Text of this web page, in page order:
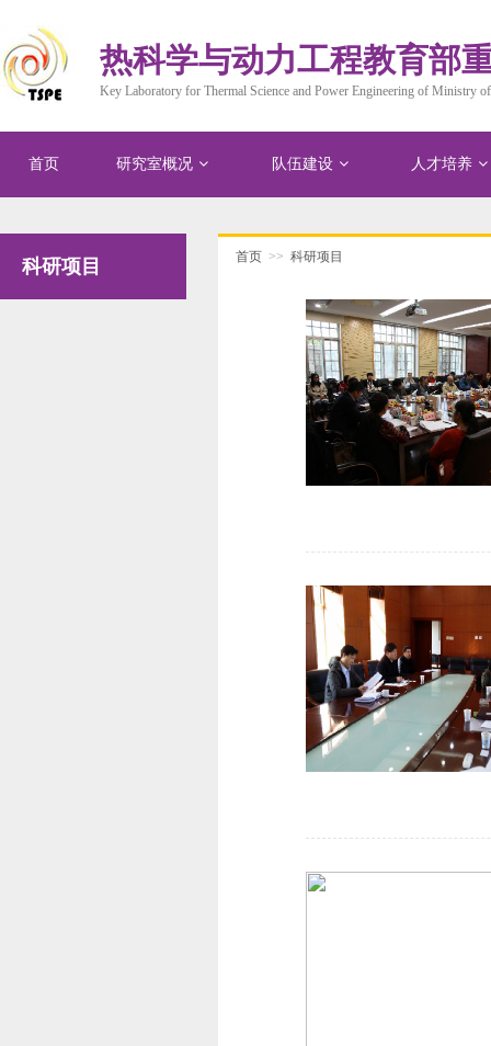
热科学与动力工程教育部
Key Laboratory for Thermal Science and Power Engineering of Ministry
首页 研究室概况 队伍建设 人才培养
科研项目 首页 >> 科研项目